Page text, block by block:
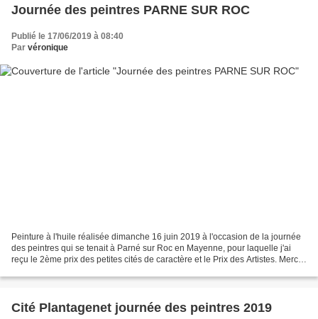
Journée des peintres PARNE SUR ROC
Publié le 17/06/2019 à 08:40
Par véronique
Peinture à l'huile réalisée dimanche 16 juin 2019 à l'occasion de la journée
des peintres qui se tenait à Parné sur Roc en Mayenne, pour laquelle j'ai
reçu le 2ème prix des petites cités de caractère et le Prix des Artistes. Merci
Cité Plantagenet journée des peintres 2019